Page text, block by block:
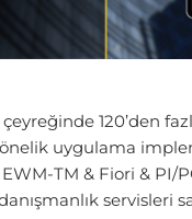
120’den
uygulama
EWM-TM & Fiori & PI/
servisleri